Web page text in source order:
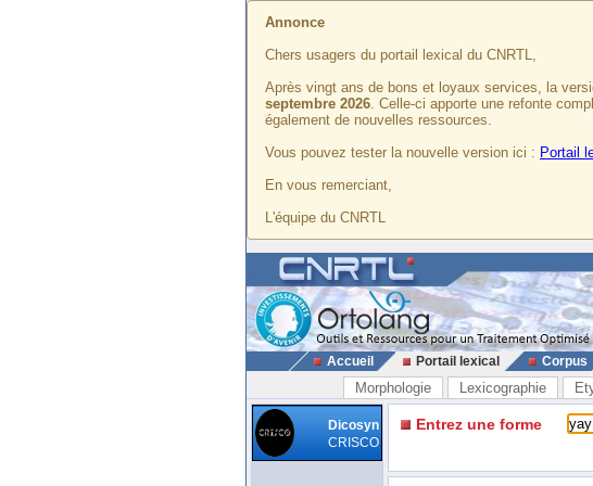
Annonce
Chers usagers du portail lexical du CNRTL,
Après vingt ans de bons et loyaux services, la
septembre 2026. Celle-ci apporte une refonte
également de nouvelles ressources.
Vous pouvez tester la nouvelle version ici : Portail
En vous remerciant,
L'équipe du CNRTL
Accueil Portail lexical Corpus
Morphologie Lexicographie
Dicosyn
CRISCO
Entrez une forme